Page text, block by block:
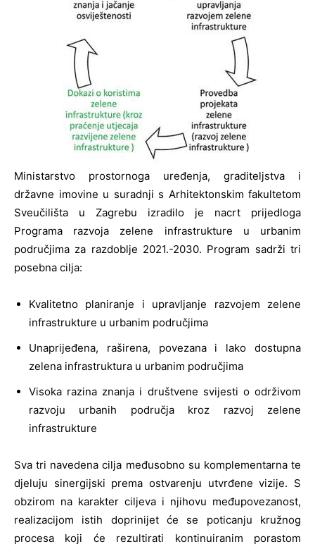
Ministarstvo prostornoga uređenja, graditeljstva i
državne imovine u suradnji s Arhitektonskim fakultetom
Sveučilišta u Zagrebu izradilo je nacrt prijedloga
Programa razvoja zelene infrastrukture u urbanim
područjima za razdoblje 2021.-2030. Program sadrži tri
posebna cilja:
Kvalitetno planiranje i upravljanje razvojem zelene
infrastrukture u urbanim područjima
Unaprijeđena, raširena, povezana i lako dostupna
zelena infrastruktura u urbanim područjima
Visoka razina znanja i društvene svijesti o održivom
razvoju urbanih područja kroz razvoj zelene
infrastrukture
Sva tri navedena cilja međusobno su komplementarna te
djeluju sinergijski prema ostvarenju utvrđene vizije. S
obzirom na karakter ciljeva i njihovu međupovezanost,
realizacijom istih doprinijet će se poticanju kružnog
procesa koji će rezultirati kontinuiranim porastom